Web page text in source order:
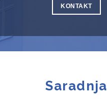
KONTAKT
Saradnja